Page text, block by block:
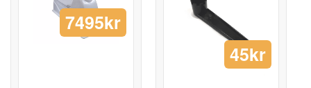
7495kr
45kr